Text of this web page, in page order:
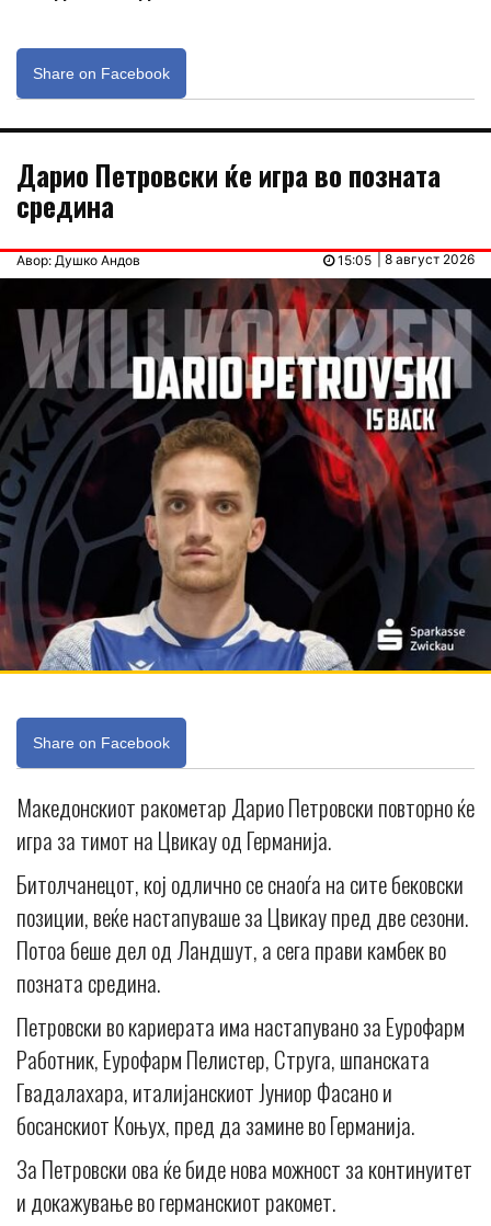
Share on Facebook
Дарио Петровски ќе игра во позната
средина
Авор: Душко Андов | 8 август 2026
15:05
Share on Facebook
Македонскиот ракометар Дарио Петровски повторно ќе
игра за тимот на Цвикау од Германија.
Битолчанецот, кој одлично се снаоѓа на сите бековски
позиции, веќе настапуваше за Цвикау пред две сезони.
Потоа беше дел од Ландшут, а сега прави камбек во
позната средина.
Петровски во кариерата има настапувано за Еурофарм
Работник, Еурофарм Пелистер, Струга, шпанската
Гвадалахара, италијанскиот Јуниор Фасано и
босанскиот Коњух, пред да замине во Германија.
За Петровски ова ќе биде нова можност за континуитет
и докажување во германскиот ракомет.